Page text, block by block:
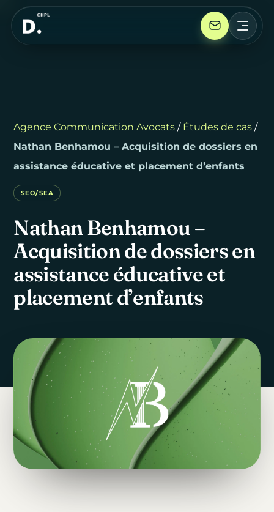
Agence Communication Avocats / Études de cas /
Nathan Benhamou – Acquisition de dossiers en
assistance éducative et placement d’enfants
SEO/SEA
NathanBenhamou–
Acquisitiondedossiersen
assistanceéducativeet
placementd’enfants